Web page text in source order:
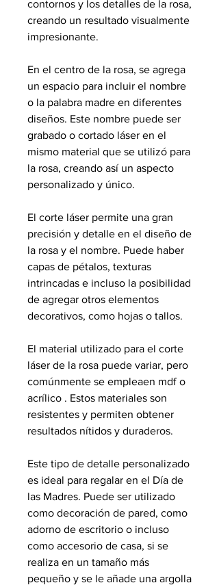
contornos y los detalles de la rosa,
creando un resultado visualmente
impresionante.
En el centro de la rosa, se agrega
un espacio para incluir el nombre
o la palabra madre en diferentes
diseños. Este nombre puede ser
grabado o cortado láser en el
mismo material que se utilizó para
la rosa, creando así un aspecto
personalizado y único.
El corte láser permite una gran
precisión y detalle en el diseño de
la rosa y el nombre. Puede haber
capas de pétalos, texturas
intrincadas e incluso la posibilidad
de agregar otros elementos
decorativos, como hojas o tallos.
El material utilizado para el corte
láser de la rosa puede variar, pero
comúnmente se empleaen mdf o
acrílico . Estos materiales son
resistentes y permiten obtener
resultados nítidos y duraderos.
Este tipo de detalle personalizado
es ideal para regalar en el Día de
las Madres. Puede ser utilizado
como decoración de pared, como
adorno de escritorio o incluso
como accesorio de casa, si se
realiza en un tamaño más
pequeño y se le añade una argolla